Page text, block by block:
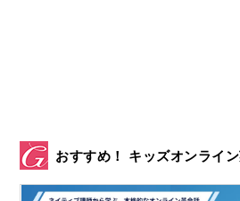
おすすめ！ キッズオンライ